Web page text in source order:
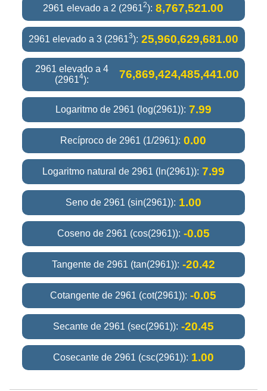
2961 elevado a 2 (29612): 8,767,521.00
2961 elevado a 3 (29613): 25,960,629,681.00
2961 elevado a 4
(29614): 76,869,424,485,441.00
Logaritmo de 2961 (log(2961)): 7.99
Recíproco de 2961 (1/2961): 0.00
Logaritmo natural de 2961 (ln(2961)): 7.99
Seno de 2961 (sin(2961)): 1.00
Coseno de 2961 (cos(2961)): -0.05
Tangente de 2961 (tan(2961)): -20.42
Cotangente de 2961 (cot(2961)): -0.05
Secante de 2961 (sec(2961)): -20.45
Cosecante de 2961 (csc(2961)): 1.00